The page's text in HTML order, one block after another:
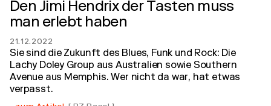
Den Jimi Hendrix der Tasten muss
man erlebt haben
21.12.2022
Sie sind die Zukunft des Blues, Funk und Rock: Die
Lachy Doley Group aus Australien sowie Southern
Avenue aus Memphis. Wer nicht da war, hat etwas
verpasst.